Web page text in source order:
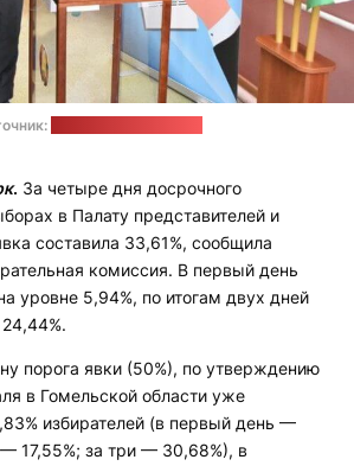
. За четыре дня досрочного
в Палату представителей и
составила 33,61%, сообщила
комиссия. В первый день
уровне 5,94%, по итогам двух дней
порога явки (50%), по утверждению
в Гомельской области уже
избирателей (в первый день —
17,55%; за три — 30,68%), в